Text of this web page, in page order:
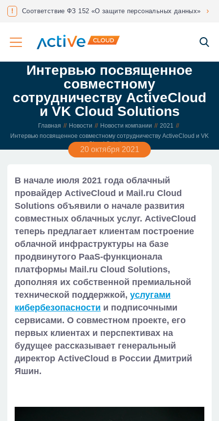
! Соответствие ФЗ 152 «О защите персональных данных»
Интервью посвященное
совместному
сотрудничеству ActiveCloud
и VK Cloud Solutions
Главная Новости Новости компании
2021
Интервью посвященное совместному сотрудничеству ActiveCloud и VK
Cloud Solutions
20 октября 2021
В начале июля 2021 года облачный
провайдер ActiveCloud и Mail.ru Cloud
Solutions объявили о начале развития
совместных облачных услуг. ActiveCloud
теперь предлагает клиентам построение
облачной инфраструктуры на базе
продвинутого PaaS-функционала
платформы Mail.ru Cloud Solutions,
дополняя их собственной премиальной
технической поддержкой, услугами
кибербезопасности и подписочными
сервисами. О совместном проекте, его
первых клиентах и перспективах на
будущее рассказывает генеральный
директор ActiveCloud в России Дмитрий
Яшин.